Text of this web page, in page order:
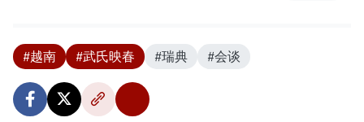
#越南 #武氏映春 #瑞典 #会谈